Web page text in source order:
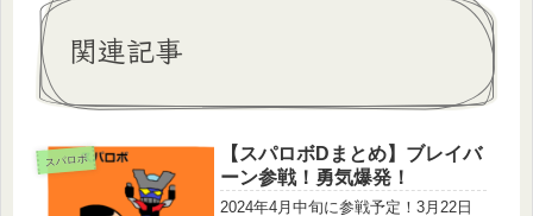
関連記事
スパロボ
【スパロボDまとめ】ブレイバ
ーン参戦！勇気爆発！
2024年4月中旬に参戦予定！3月22日